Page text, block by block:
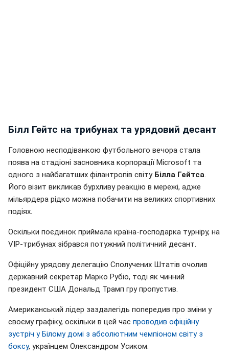
Білл Гейтс на трибунах та урядовий десант
Головною несподіванкою футбольного вечора стала
поява на стадіоні засновника корпорації Microsoft та
одного з найбагатших філантропів світу Білла Гейтса
Його візит викликав бурхливу реакцію в мережі, адже
мільярдера рідко можна побачити на великих спортивних
подіях.
Оскільки поєдинок приймала країна-господарка турніру, на
VIP-трибунах зібрався потужний політичний десант.
Офіційну урядову делегацію Сполучених Штатів очолив
державний секретар Марко Рубіо, тоді як чинний
президент США Дональд Трамп гру пропустив.
Американський лідер заздалегідь попередив про зміни у
своєму графіку, оскільки в цей час проводив офіційну
зустріч у Білому домі з абсолютним чемпіоном світу з
боксу, українцем Олександром Усиком.